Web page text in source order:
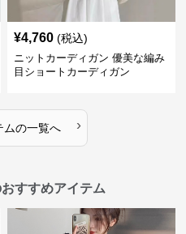
¥4,760 (税込)
ニットカーディガン 優美な編み
目ショートカーディガン
ムの一覧へ ›
すすめアイテム